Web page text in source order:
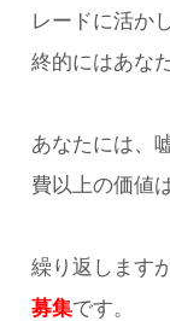
レードに活か
終的にはあな
あなたには、
費以上の価値
繰り返します
募集です。